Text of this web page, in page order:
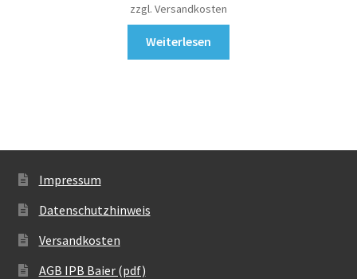
zzgl. Versandkosten
Weiterlesen
Impressum
Datenschutzhinweis
Versandkosten
AGB IPB Baier (pdf)